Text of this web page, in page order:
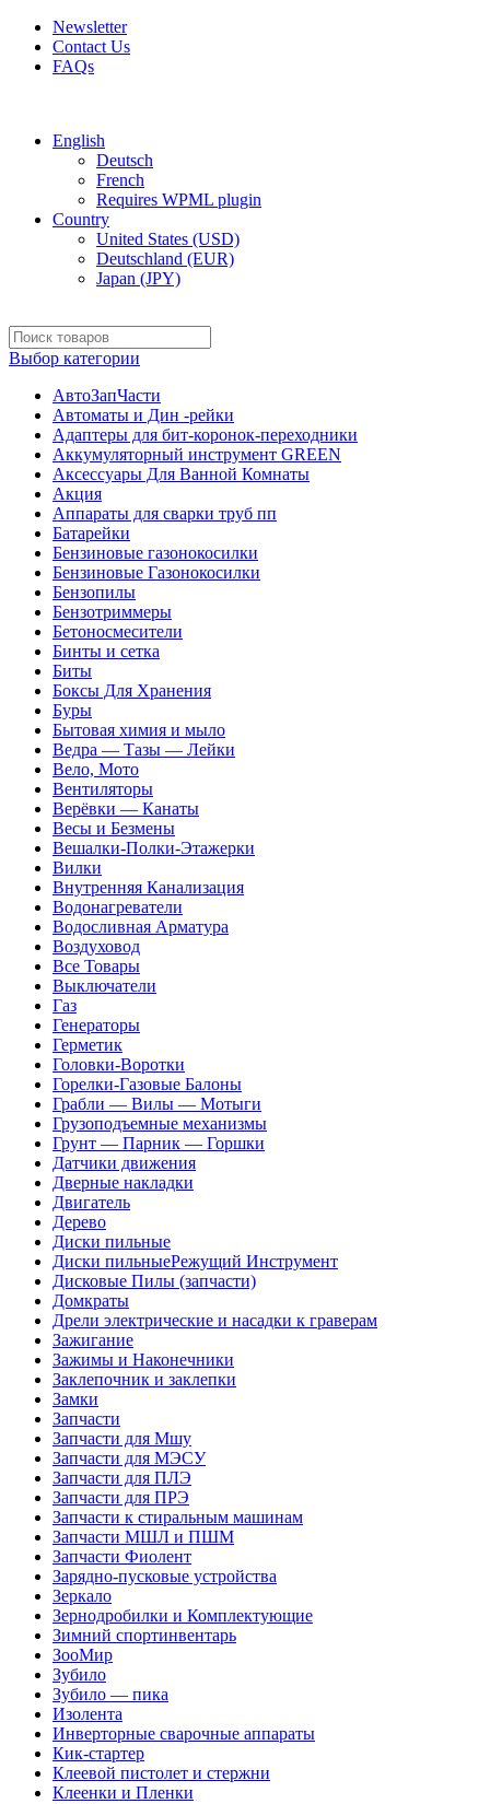
Newsletter
Contact Us
FAQs
English
Deutsch
French
Requires WPML plugin
Country
United States (USD)
Deutschland (EUR)
Japan (JPY)
Выбор категории
АвтоЗапЧасти
Автоматы и Дин -рейки
Адаптеры для бит-коронок-переходники
Аккумуляторный инструмент GREEN
Аксессуары Для Ванной Комнаты
Акция
Аппараты для сварки труб пп
Батарейки
Бензиновые газонокосилки
Бензиновые Газонокосилки
Бензопилы
Бензотриммеры
Бетоносмесители
Бинты и сетка
Биты
Боксы Для Хранения
Буры
Бытовая химия и мыло
Ведра — Тазы — Лейки
Вело, Мото
Вентиляторы
Верёвки — Канаты
Весы и Безмены
Вешалки-Полки-Этажерки
Вилки
Внутренняя Канализация
Водонагреватели
Водосливная Арматура
Воздуховод
Все Товары
Выключатели
Газ
Генераторы
Герметик
Головки-Воротки
Горелки-Газовые Балоны
Грабли — Вилы — Мотыги
Грузоподъемные механизмы
Грунт — Парник — Горшки
Датчики движения
Дверные накладки
Двигатель
Дерево
Диски пильные
Диски пильныеРежущий Инструмент
Дисковые Пилы (запчасти)
Домкраты
Дрели электрические и насадки к граверам
Зажигание
Зажимы и Наконечники
Заклепочник и заклепки
Замки
Запчасти
Запчасти для Мшу
Запчасти для МЭСУ
Запчасти для ПЛЭ
Запчасти для ПРЭ
Запчасти к стиральным машинам
Запчасти МШЛ и ПШМ
Запчасти Фиолент
Зарядно-пусковые устройства
Зеркало
Зернодробилки и Комплектующие
Зимний спортинвентарь
ЗооМир
Зубило
Зубило — пика
Изолента
Инверторные сварочные аппараты
Кик-стартер
Клеевой пистолет и стержни
Клеенки и Пленки